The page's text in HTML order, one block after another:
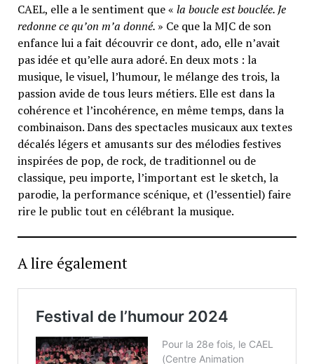
CAEL, elle a le sentiment que « la boucle est bouclée. Je
redonne ce qu’on m’a donné. » Ce que la MJC de son
enfance lui a fait découvrir ce dont, ado, elle n’avait
pas idée et qu’elle aura adoré. En deux mots : la
musique, le visuel, l’humour, le mélange des trois, la
passion avide de tous leurs métiers. Elle est dans la
cohérence et l’incohérence, en même temps, dans la
combinaison. Dans des spectacles musicaux aux textes
décalés légers et amusants sur des mélodies festives
inspirées de pop, de rock, de traditionnel ou de
classique, peu importe, l’important est le sketch, la
parodie, la performance scénique, et (l’essentiel) faire
rire le public tout en célébrant la musique.
A lire également